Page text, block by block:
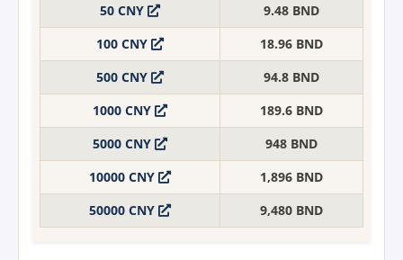
50 CNY
9.48 BND
100 CNY
18.96 BND
500 CNY
94.8 BND
1000 CNY
189.6 BND
5000 CNY
948 BND
10000 CNY
1,896 BND
50000 CNY
9,480 BND